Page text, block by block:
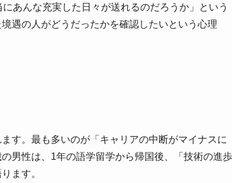
あんな充実した日々が送れるのだろうか」という
遇の人がどうだったかを確認したいという心理
す。最も多いのが「キャリアの中断がマイナスに
男性は、1年の語学留学から帰国後、「技術の進歩
ます。